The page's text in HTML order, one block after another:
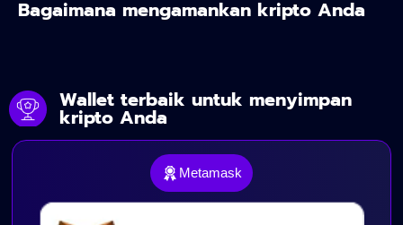
Bagaimana mengamankan kripto Anda
Wallet terbaik untuk menyimpan
kripto Anda
Metamask